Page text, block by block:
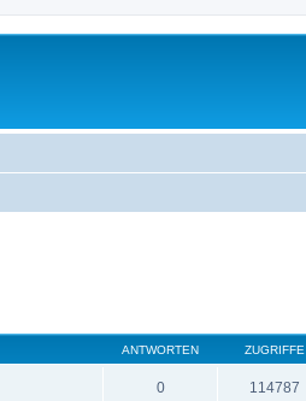
ANTWORTEN ZUGRIFFE
0 114787